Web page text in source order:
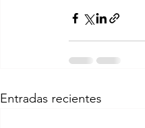
Entradas recientes